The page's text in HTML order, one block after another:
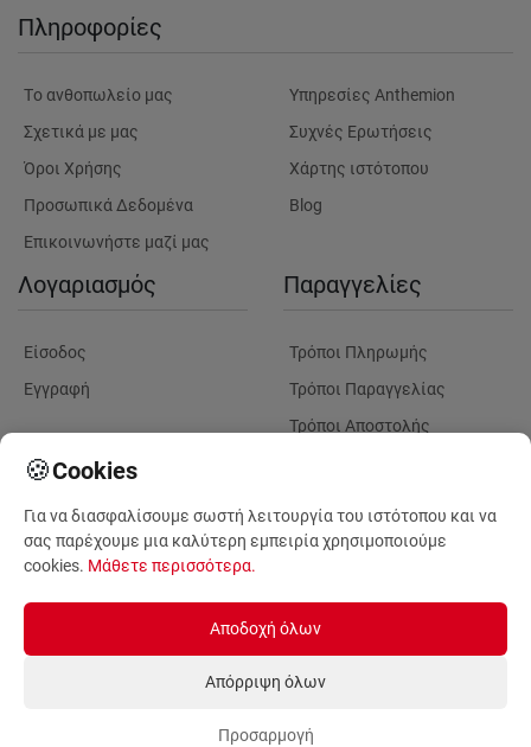
Πληροφορίες
Tο ανθοπωλείο μας
Σχετικά με μας
Όροι Χρήσης
Προσωπικά Δεδομένα
Επικοινωνήστε μαζί μας
Υπηρεσίες Anthemion
Συχνές Ερωτήσεις
Χάρτης ιστότοπου
Blog
Λογαριασμός
Είσοδος
Εγγραφή
Λουλούδια
Πληροφορίες Λουλουδιών
Φυτά για Επαγγελματικούς
Παραγγελίες
Τρόποι Πληρωμής
Τρόποι Παραγγελίας
Τρόποι Αποστολής
Πληροφορίες Παραδόσεων
🍪Cookies
Για να διασφαλίσουμε σωστή λειτουργία του ιστότοπου και να
σας παρέχουμε μια καλύτερη εμπειρία χρησιμοποιούμε
cookies. Μάθετε περισσότερα.
Αποδοχή όλων
Απόρριψη όλων
Προσαρμογή